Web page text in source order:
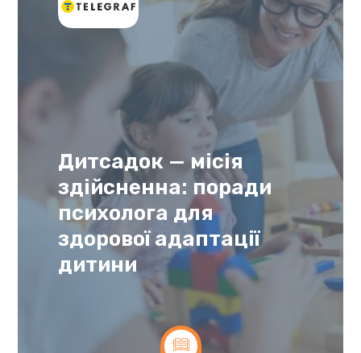
Дитсадок — місія
здійсненна: поради
психолога для
здорової адаптації
дитини